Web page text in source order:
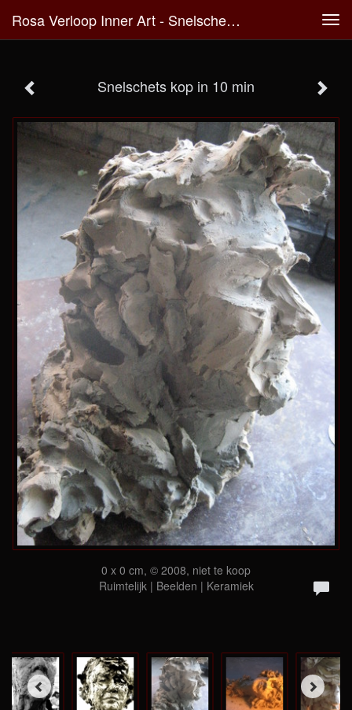
Rosa Verloop Inner Art - Snelschets Kop In 10 Min
Snelschets kop in 10 min
0 x 0 cm, © 2008, niet te koop
Ruimtelijk | Beelden | Keramiek